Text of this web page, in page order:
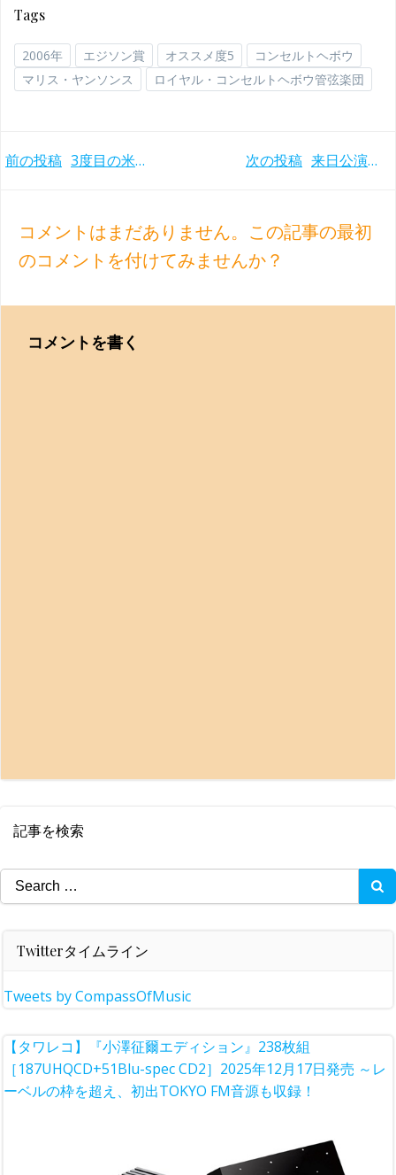
Tags
2006年 エジソン賞 オススメ度5
コンセルトヘボウ
マリス・ヤンソンス
ロイヤル・コンセルトヘボウ管弦楽団
Post
前の投稿 3度目の米グラミー賞！ 緊張感漂うショスタコーヴィチ交響曲第4番＆第11番 ネルソンス/ボストン響(2017-18年)
Post次の投稿 来日公演もベスト・コンサートに選出！ マーラー交響曲第9番 ヤンソンス/バイエルン放送響(2016年)
コメントはまだありません。この記事の最初
のコメントを付けてみませんか？
コメントを書く
記事を検索
Search
for:
Twitterタイムライン
Tweets by CompassOfMusic
【タワレコ】『小澤征爾エディション』238枚組
［187UHQCD+51Blu-spec CD2］2025年12月17日発売 ～レ
ーベルの枠を超え、初出TOKYO FM音源も収録！